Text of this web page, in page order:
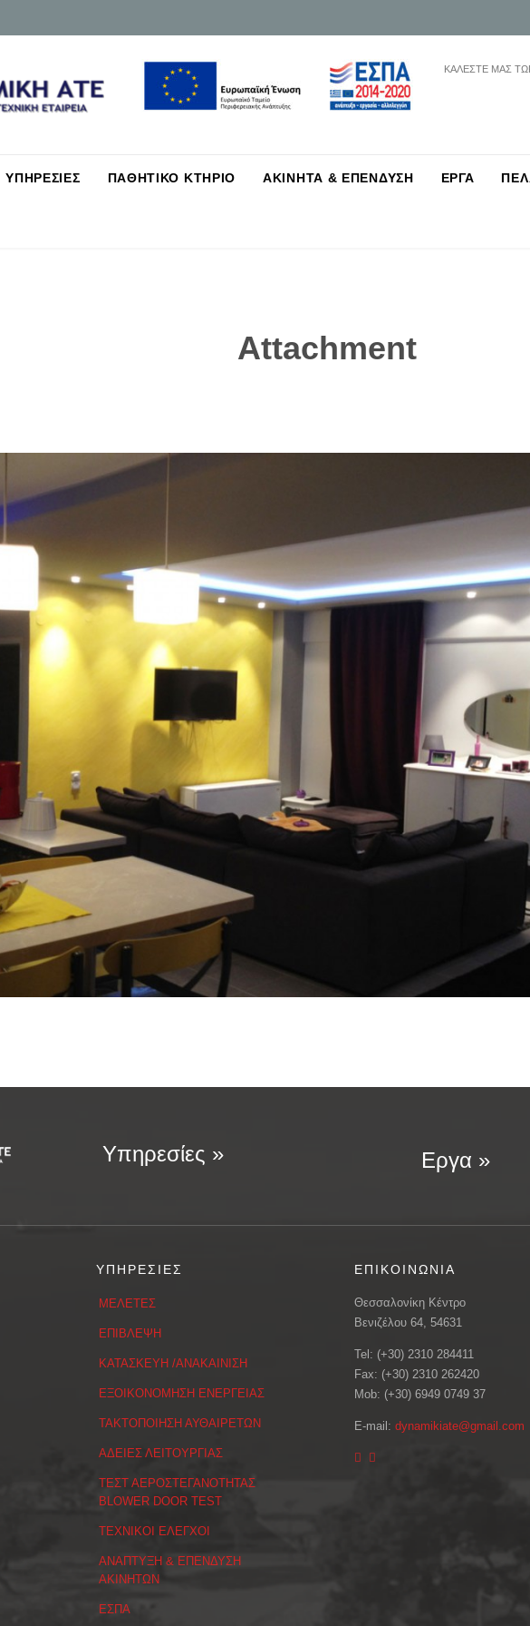
ΚΑΛΕΣΤΕ ΜΑΣ
to
ΥΠΗΡΕΣΙΕΣ ΠΑΘΗΤΙΚΟ ΚΤΗΡΙΟ ΑΚΙΝΗΤΑ & ΕΠΕΝΔΥΣΗ ΕΡΓΑ
Attachment
Υπηρεσίες » Εργα »
ΥΠΗΡΕΣΙΕΣ
ΜΕΛΕΤΕΣ
ΕΠΙΒΛΕΨΗ
ΚΑΤΑΣΚΕΥΗ /ΑΝΑΚΑΙΝΙΣΗ
ΕΞΟΙΚΟΝΟΜΗΣΗ ΕΝΕΡΓΕΙΑΣ
ΤΑΚΤΟΠΟΙΗΣΗ ΑΥΘΑΙΡΕΤΩΝ
ΑΔΕΙΕΣ ΛΕΙΤΟΥΡΓΙΑΣ
ΤΕΣΤ ΑΕΡΟΣΤΕΓΑΝΟΤΗΤΑΣ
BLOWER DOOR TEST
ΤΕΧΝΙΚΟΙ ΕΛΕΓΧΟΙ
ΑΝΑΠΤΥΞΗ & ΕΠΕΝΔΥΣΗ
ΑΚΙΝΗΤΩΝ
ΕΣΠΑ
ΕΠΙΚΟΙΝΩΝΙΑ
Θεσσαλονίκη Κέντρο
Βενιζέλου 64, 54631
Tel: (+30) 2310 284411
Fax: (+30) 2310 262420
Mob: (+30) 6949 0749 37
E-mail: dynamikiate@gmail.com